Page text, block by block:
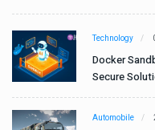
Technology
Docker
Secure
Automobile